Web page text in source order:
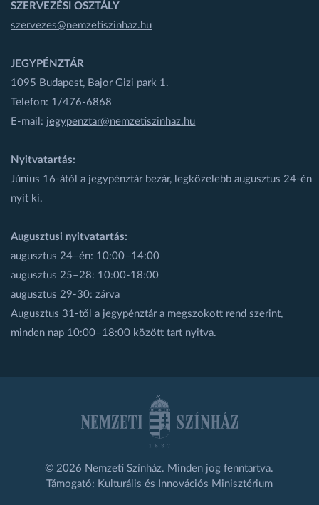
SZERVEZÉSI OSZTÁLY
szervezes@nemzetiszinhaz.hu
JEGYPÉNZTÁR
1095 Budapest, Bajor Gizi park 1.
Telefon: 1/476-6868
E-mail: jegypenztar@nemzetiszinhaz.hu
Nyitvatartás:
Június 16-ától a jegypénztár bezár, legközelebb augusztus 24-én
nyit ki.
Augusztusi nyitvatartás:
augusztus 24–én: 10:00–14:00
augusztus 25–28: 10:00-18:00
augusztus 29-30: zárva
Augusztus 31-től a jegypénztár a megszokott rend szerint,
minden nap 10:00–18:00 között tart nyitva.
© 2026 Nemzeti Színház. Minden jog fenntartva.
Támogató: Kulturális és Innovációs Minisztérium